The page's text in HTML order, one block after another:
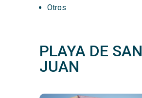
Otros
PLAYA DE SAN
JUAN